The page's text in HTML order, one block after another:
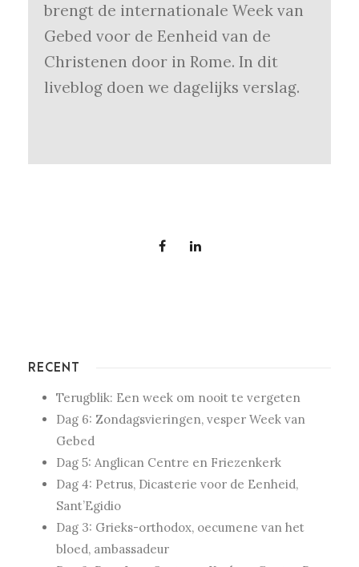
brengt de internationale Week van
Gebed voor de Eenheid van de
Christenen door in Rome. In dit
liveblog doen we dagelijks verslag.
RECENT
Terugblik: Een week om nooit te vergeten
Dag 6: Zondagsvieringen, vesper Week van
Gebed
Dag 5: Anglican Centre en Friezenkerk
Dag 4: Petrus, Dicasterie voor de Eenheid,
Sant’Egidio
Dag 3: Grieks-orthodox, oecumene van het
bloed, ambassadeur